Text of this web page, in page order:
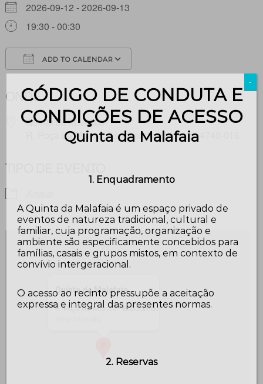
2026-09-12 - 2026-09-13
19:30 - 00:30
ADD TO CALENDAR
ONDE
Quinta da Malafaia
R. Poça da Mansa, Esposende, Portugal, 4740-016
TIPO DE EVENTO
Quinta da Malafaia
R. Poça da Mansa - Esposende
CÓDIGO DE CONDUTA E
CONDIÇÕES DE ACESSO
Quinta da Malafaia
1. Enquadramento
A Quinta da Malafaia é um espaço privado de
eventos de natureza tradicional, cultural e
familiar, cuja programação, organização e
ambiente são especificamente concebidos para
famílias, casais e grupos mistos, em contexto de
convívio intergeracional.
O acesso ao recinto pressupõe a aceitação
expressa e integral das presentes normas.
2. Reservas
-